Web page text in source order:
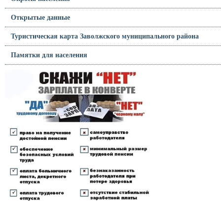
Открытые данные
Туристическая карта Заволжского муниципального района
Памятки для населения